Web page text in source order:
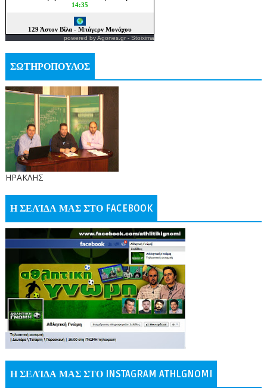
powered byAgones.gr- Stoixima
ΣΩΤΗΡΟΠΟΥΛΟΣ
ΗΡΑΚΛΗΣ
Η ΣΕΛΊΔΑ ΜΑΣ ΣΤΟ FACEBOOK
Η ΣΕΛΊΔΑ ΜΑΣ ΣΤΟ INSTAGRAM ATHLGNOMI